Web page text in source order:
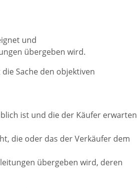
und
übergeben wird.
Sache den objektiven
ist und die der Käufer erwarten
die oder das der Verkäufer dem
übergeben wird, deren